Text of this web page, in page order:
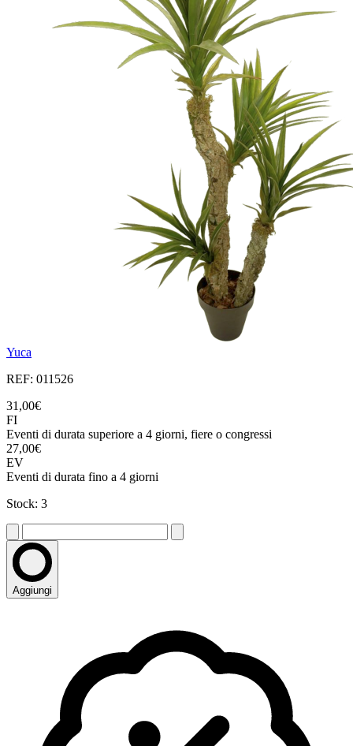
Yuca
REF: 011526
31,00€
FI
Eventi di durata superiore a 4 giorni, fiere o congressi
27,00€
EV
Eventi di durata fino a 4 giorni
Stock: 3
Aggiungi